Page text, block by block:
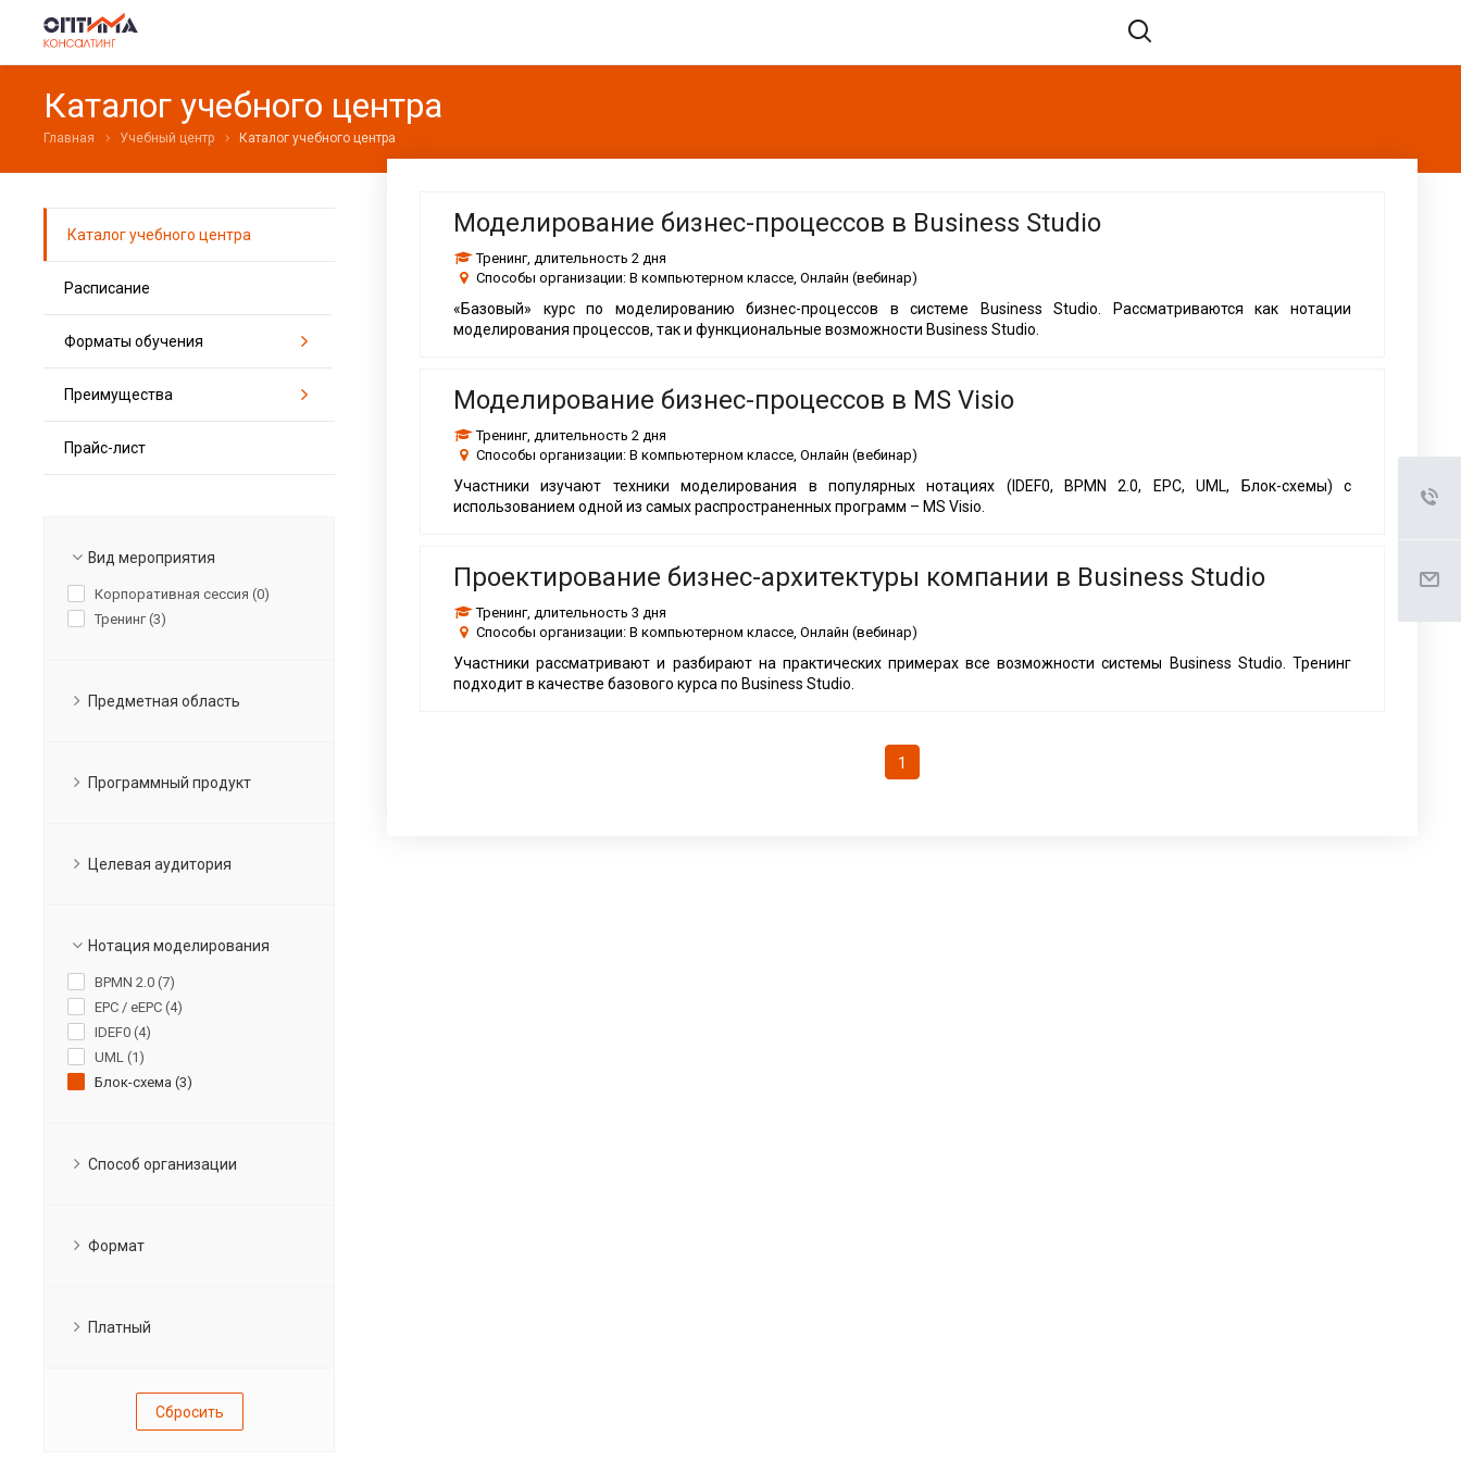
Каталог учебного центра
Главная Учебный центр Каталог учебного центра
Моделирование бизнес-процессов в Business Studio
Тренинг, длительность 2 дня
Способы организации: В компьютерном классе, Онлайн (вебинар)
«Базовый» курс по моделированию бизнес-процессов в системе Business Studio. Рассматриваются как нотации
моделирования процессов, так и функциональные возможности Business Studio.
Моделирование бизнес-процессов в MS Visio
Тренинг, длительность 2 дня
Способы организации: В компьютерном классе, Онлайн (вебинар)
Участники изучают техники моделирования в популярных нотациях (IDEF0, BPMN 2.0, EPC, UML, Блок-схемы) с
использованием одной из самых распространенных программ – MS Visio.
Проектирование бизнес-архитектуры компании в Business Studio
Тренинг, длительность 3 дня
Способы организации: В компьютерном классе, Онлайн (вебинар)
Участники рассматривают и разбирают на практических примерах все возможности системы Business Studio. Тренинг
подходит в качестве базового курса по Business Studio.
1
Каталог учебного центра
Расписание
Форматы обучения
Тренинги
Онлайн-консультации
Преимущества
Для топ-менеджеров
Прайс-лист
Вид мероприятия
Корпоративная сессия (0)
Тренинг (3)
Предметная область
Программный продукт
Целевая аудитория
Нотация моделирования
BPMN 2.0 (7)
EPC / eEPC (4)
IDEF0 (4)
UML (1)
Блок-схема (3)
Способ организации
Формат
Платный
Сбросить